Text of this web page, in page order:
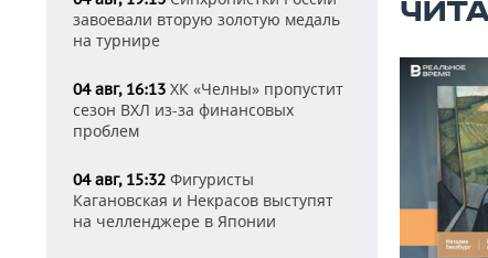
завоевали вторую золотую медаль
на турнире
04 авг, 16:13 ХК «Челны» пропустит
сезон ВХЛ из-за финансовых
проблем
04 авг, 15:32 Фигуристы
Кагановская и Некрасов выступят
на челленджере в Японии